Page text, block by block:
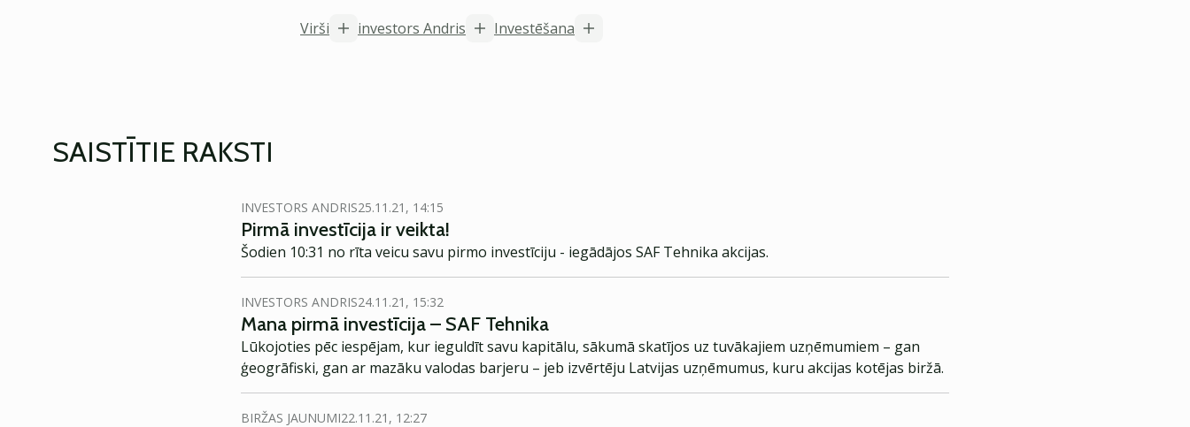
Virši
investors Andris Investēšana
SAISTĪTIE RAKSTI
INVESTORS ANDRIS25.11.21, 14:15
Pirmā investīcija ir veikta!
Šodien 10:31 no rīta veicu savu pirmo investīciju - iegādājos SAF Tehnika akcijas.
INVESTORS ANDRIS24.11.21, 15:32
Mana pirmā investīcija – SAF Tehnika
Lūkojoties pēc iespējam, kur ieguldīt savu kapitālu, sākumā skatījos uz tuvākajiem uzņēmumiem – gan
ģeogrāfiski, gan ar mazāku valodas barjeru – jeb izvērtēju Latvijas uzņēmumus, kuru akcijas kotējas biržā.
BIRŽAS JAUNUMI22.11.21, 12:27